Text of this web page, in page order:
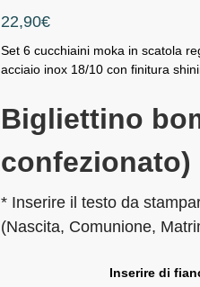
22,90€
Set 6 cucchiaini moka in scatola
acciaio inox 18/10 con finitura
Bigliettino
confezionato)
* Inserire il testo da
(Nascita, Comunione,
Inserire di